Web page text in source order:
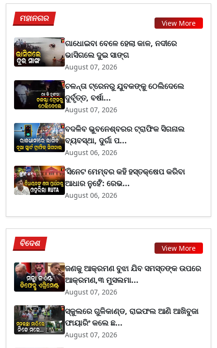
ମହାନଗର View More
ଗାଧୋଇବା ବେଳେ ହେଲା କାଳ, ନଦୀରେ
ଭାସିଗଲେ ଦୁଇ ସାଙ୍ଗ
August 07, 2026
ଚଳନ୍ତା ଟ୍ରେନରୁ ଯୁବକଙ୍କୁ ଠେଲିଦେଲେ
ଦୁର୍ବୃତ୍ତ, ବର୍ଷା...
August 07, 2026
ବଦଳିବ ଭୁବନେଶ୍ବରର ଟ୍ରାଫିକ ସିଗନାଲ
ବ୍ୟବସ୍ଥା, ଦୁର୍ଗା ପ...
August 06, 2026
‘ସିନେଟ ମେମ୍ବର କହି ହସ୍ତକ୍ଷେପ କରିବା
ଆଧାର ନୁହେଁ’: ରେଭ...
August 06, 2026
ବିଦେଶ View More
ଜଣକୁ ଆକ୍ରମଣ ବୁଝା ଯିବ ସମସ୍ତଙ୍କ ଉପରେ
ଆକ୍ରମଣ,୩ ମୁସଲମା...
August 07, 2026
ସ୍କୁଲରେ ଗୁଳିକାଣ୍ଡ, ରାଇଫଲ ଆଣି ଆଖିବୁଜା
ଫାୟାରିଂ କଲେ ଛ...
August 07, 2026